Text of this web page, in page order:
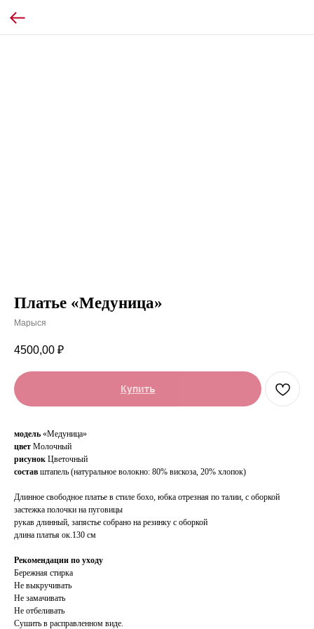
Платье «Медуница»
Марыся
4500,00 ₽
Купить
модель «Медуница»
цвет Молочный
рисунок Цветочный
состав штапель (натуральное волокно: 80% вискоза, 20% хлопок)
Длинное свободное платье в стиле бохо, юбка отрезная по талии, с оборкой
застежка полочки на пуговицы
рукав длинный, запястье собрано на резинку с оборкой
длина платья ок.130 см
Рекомендации по уходу
Бережная стирка
Не выкручивать
Не замачивать
Не отбеливать
Сушить в расправленном виде.